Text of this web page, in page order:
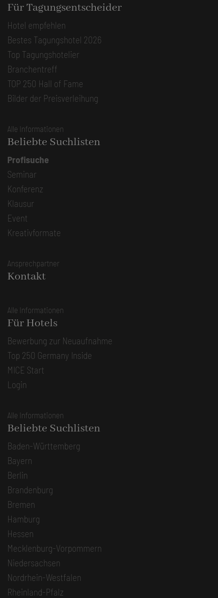
Für Tagungsentscheider
Hotel empfehlen
Bestes Tagungshotel 2026
Top Tagungshotelier
Branchentreff
TOP 250 Hall of Fame
Bilder der Preisverleihung
Alle Informationen
Beliebte Suchlisten
Profisuche
Seminar
Konferenz
Klausur
Event
Kreativformate
Ansprechpartner
Kontakt
Alle Informationen
Für Hotels
Bewerbung zur Neuaufnahme
Top 250 Germany Inside
MICE Start
Login
Alle Informationen
Beliebte Suchlisten
Baden-Württemberg
Bayern
Berlin
Brandenburg
Bremen
Hamburg
Hessen
Mecklenburg-Vorpommern
Niedersachsen
Nordrhein-Westfalen
Rheinland-Pfalz